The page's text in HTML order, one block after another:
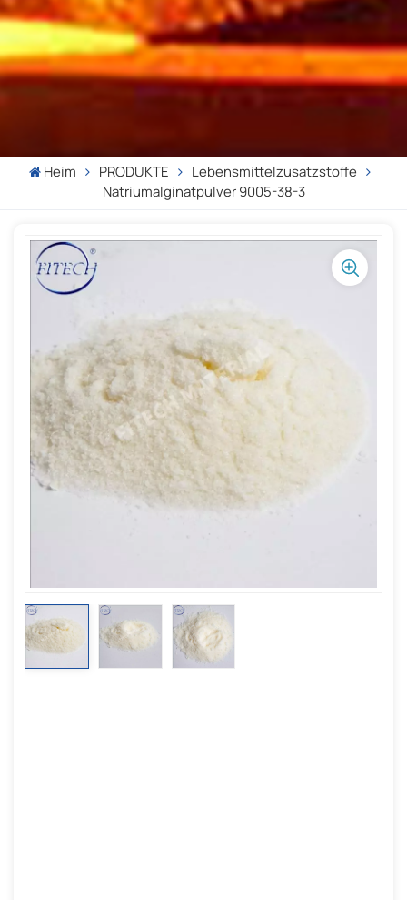
Heim PRODUKTE
Lebensmittelzusatzstoffe
Natriumalginatpulver 9005-38-3